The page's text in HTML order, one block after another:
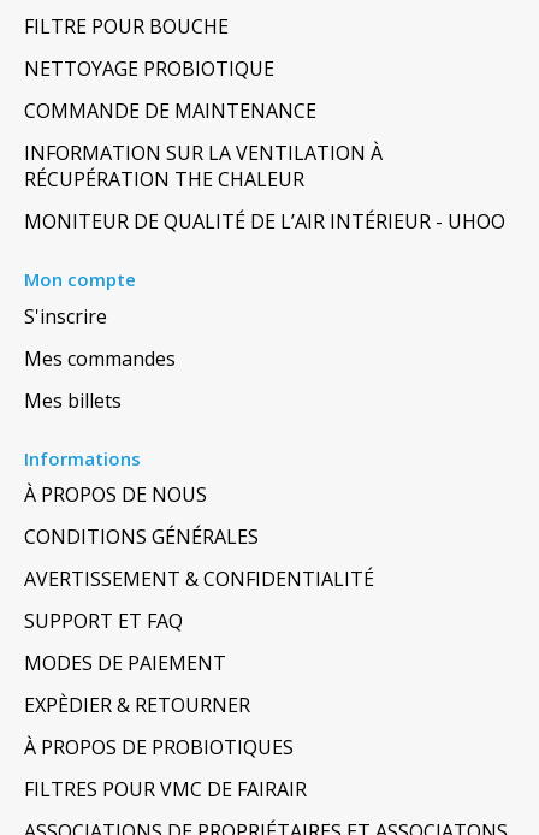
FILTRE POUR BOUCHE
NETTOYAGE PROBIOTIQUE
COMMANDE DE MAINTENANCE
INFORMATION SUR LA VENTILATION À
RÉCUPÉRATION THE CHALEUR
MONITEUR DE QUALITÉ DE L’AIR INTÉRIEUR - UHOO
Mon compte
S'inscrire
Mes commandes
Mes billets
Informations
À PROPOS DE NOUS
CONDITIONS GÉNÉRALES
AVERTISSEMENT & CONFIDENTIALITÉ
SUPPORT ET FAQ
MODES DE PAIEMENT
EXPÈDIER & RETOURNER
À PROPOS DE PROBIOTIQUES
FILTRES POUR VMC DE FAIRAIR